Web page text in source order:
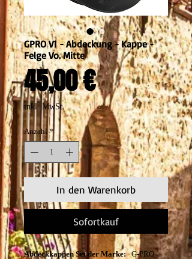
GPRO V1 - Abdeckung - Kappe -
Felge Vo. Mitte
45,00 €Preis
inkl. MwSt.
Anzahl *
In den Warenkorb
Sofortkauf
Abdeckkappen Set der Marke:G-PRO